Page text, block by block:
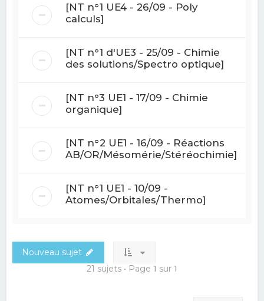
[NT n°1 UE4 - 26/09 - Poly
calculs]
[NT n°1 d'UE3 - 25/09 - Chimie
des solutions/Spectro optique]
[NT n°3 UE1 - 17/09 - Chimie
organique]
[NT n°2 UE1 - 16/09 - Réactions
AB/OR/Mésomérie/Stéréochimie]
[NT n°1 UE1 - 10/09 -
Atomes/Orbitales/Thermo]
Nouveau sujet
21 sujets • Page 1 sur 1